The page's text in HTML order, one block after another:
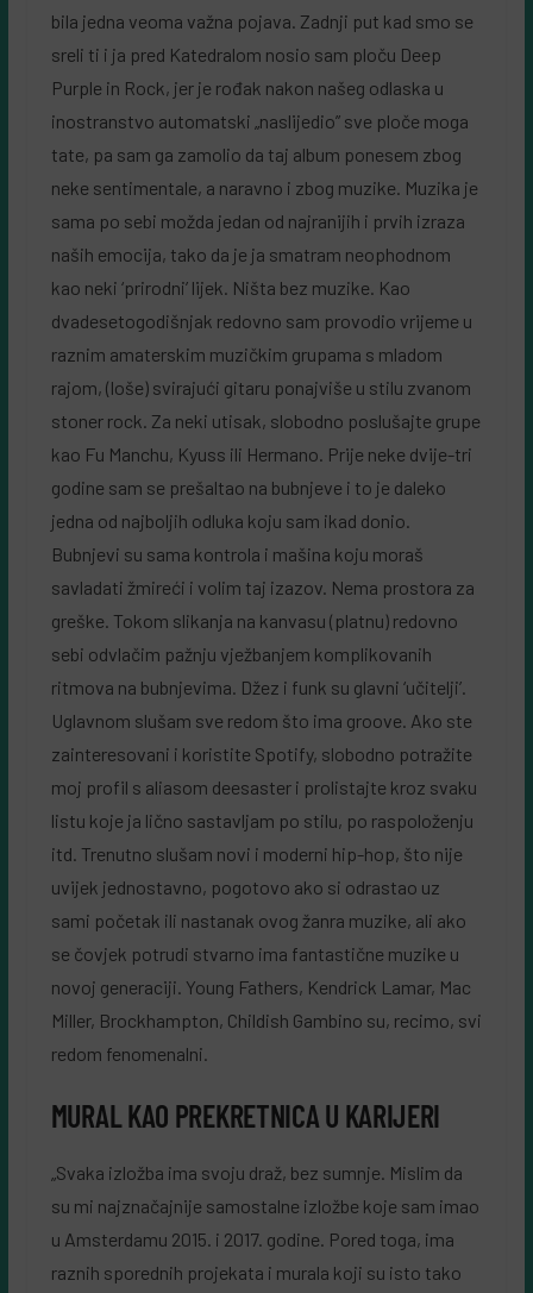
bila jedna veoma važna pojava. Zadnji put kad smo se
sreli ti i ja pred Katedralom nosio sam ploču Deep
Purple in Rock, jer je rođak nakon našeg odlaska u
inostranstvo automatski „naslijedio” sve ploče moga
tate, pa sam ga zamolio da taj album ponesem zbog
neke sentimentale, a naravno i zbog muzike. Muzika je
sama po sebi možda jedan od najranijih i prvih izraza
naših emocija, tako da je ja smatram neophodnom
kao neki ‘prirodni’ lijek. Ništa bez muzike. Kao
dvadesetogodišnjak redovno sam provodio vrijeme u
raznim amaterskim muzičkim grupama s mladom
rajom, (loše) svirajući gitaru ponajviše u stilu zvanom
stoner rock. Za neki utisak, slobodno poslušajte grupe
kao Fu Manchu, Kyuss ili Hermano. Prije neke dvije-tri
godine sam se prešaltao na bubnjeve i to je daleko
jedna od najboljih odluka koju sam ikad donio.
Bubnjevi su sama kontrola i mašina koju moraš
savladati žmireći i volim taj izazov. Nema prostora za
greške. Tokom slikanja na kanvasu (platnu) redovno
sebi odvlačim pažnju vježbanjem komplikovanih
ritmova na bubnjevima. Džez i funk su glavni ‘učitelji’.
Uglavnom slušam sve redom što ima groove. Ako ste
zainteresovani i koristite Spotify, slobodno potražite
moj profil s aliasom deesaster i prolistajte kroz svaku
listu koje ja lično sastavljam po stilu, po raspoloženju
itd. Trenutno slušam novi i moderni hip-hop, što nije
uvijek jednostavno, pogotovo ako si odrastao uz
sami početak ili nastanak ovog žanra muzike, ali ako
se čovjek potrudi stvarno ima fantastične muzike u
novoj generaciji. Young Fathers, Kendrick Lamar, Mac
Miller, Brockhampton, Childish Gambino su, recimo, svi
redom fenomenalni.
MURAL KAO PREKRETNICA U KARIJERI
„Svaka izložba ima svoju draž, bez sumnje. Mislim da
su mi najznačajnije samostalne izložbe koje sam imao
u Amsterdamu 2015. i 2017. godine. Pored toga, ima
raznih sporednih projekata i murala koji su isto tako